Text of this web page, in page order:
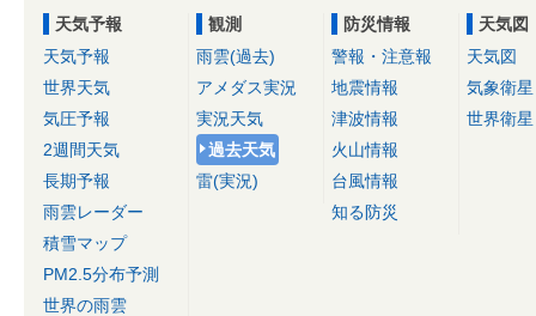
天気予報
天気予報
世界天気
気圧予報
2週間天気
長期予報
雨雲レーダー
積雪マップ
PM2.5分布予測
世界の雨雲
観測
雨雲(過去)
アメダス実況
実況天気
過去天気
雷(実況)
防災情報
警報・注意報
地震情報
津波情報
火山情報
台風情報
知る防災
天気図
天気図
気象衛星
世界衛星